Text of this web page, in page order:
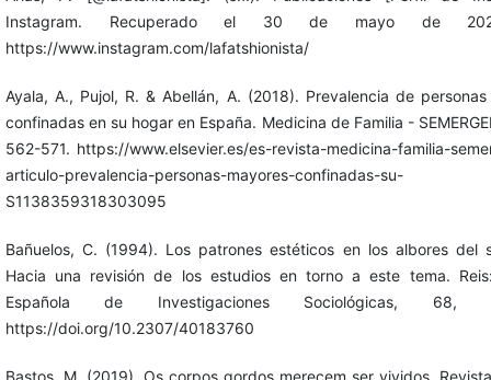
Instagram. Recuperado el 30 de mayo de
https://www.instagram.com/lafatshionista/
Ayala, A., Pujol, R. & Abellán, A. (2018). Prevalencia de personas
confinadas en su hogar en España. Medicina de Familia -
562-571. https://www.elsevier.es/es-revista-medicina-familia-
articulo-prevalencia-personas-mayores-confinadas-su-
S1138359318303095
Bañuelos, C. (1994). Los patrones estéticos en los albores del
Hacia una revisión de los estudios en torno a este tema.
Española de Investigaciones Sociológicas, 68,
https://doi.org/10.2307/40183760
Bastos, M. (2019). Os corpos gordos merecem ser vividos.